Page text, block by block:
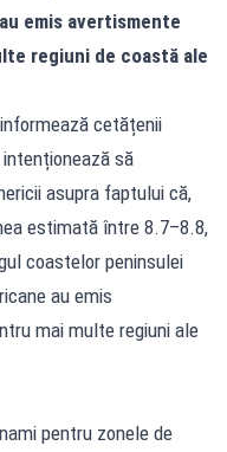
emis avertismente
regiuni de coastă ale
cetățenii
să
asupra faptului că,
estimată între 8.7–8.8,
coastelor peninsulei
au emis
mai multe regiuni ale
pentru zonele de